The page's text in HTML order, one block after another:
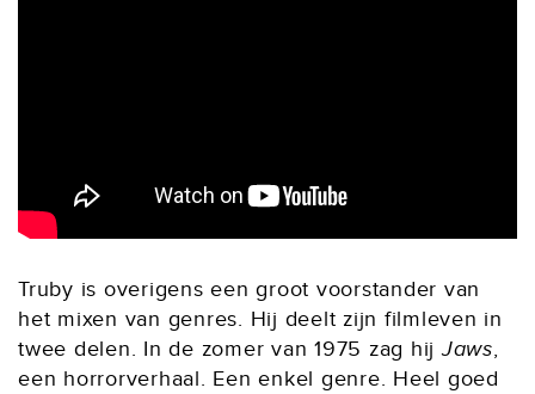
Truby is overigens een groot voorstander van
het mixen van genres. Hij deelt zijn filmleven in
twee delen. In de zomer van 1975 zag hijJaws,
een horrorverhaal. Een enkel genre. Heel goed